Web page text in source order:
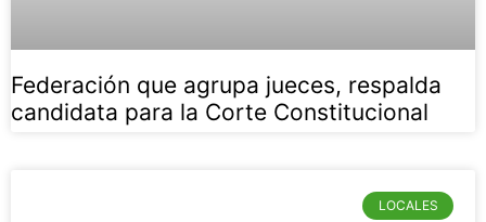
Federación que agrupa jueces, respalda
candidata para la Corte Constitucional
LOCALES